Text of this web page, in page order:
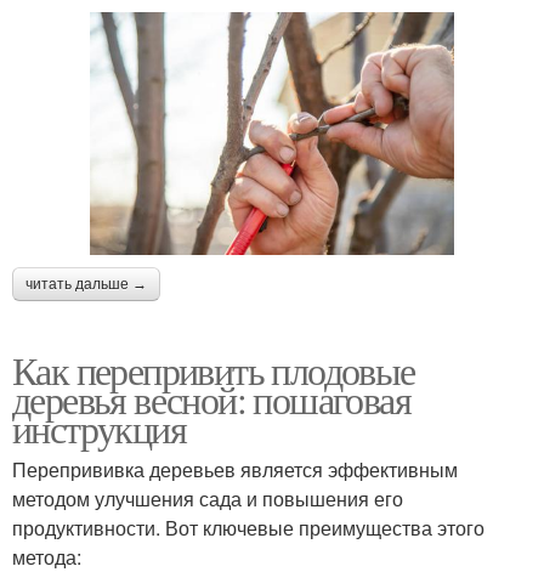
читать дальше →
Как перепривить плодовые
деревья весной: пошаговая
инструкция
Перепрививка деревьев является эффективным
методом улучшения сада и повышения его
продуктивности. Вот ключевые преимущества этого
метода: